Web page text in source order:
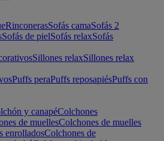
RinconerasSofás camaSofás 2
Sofás de pielSofás relaxSofás
Sillones relaxSillones relax
Puffs peraPuffs reposapiésPuffs con
y canapéColchones
de muellesColchones de muelles
enrolladosColchones de